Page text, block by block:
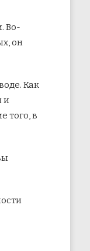
Во-
он
Как
и
того, в